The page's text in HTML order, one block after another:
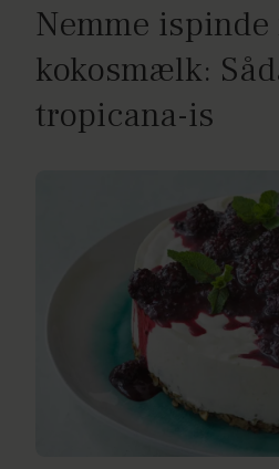
Nemme ispinde
kokosmælk:
tropicana-is